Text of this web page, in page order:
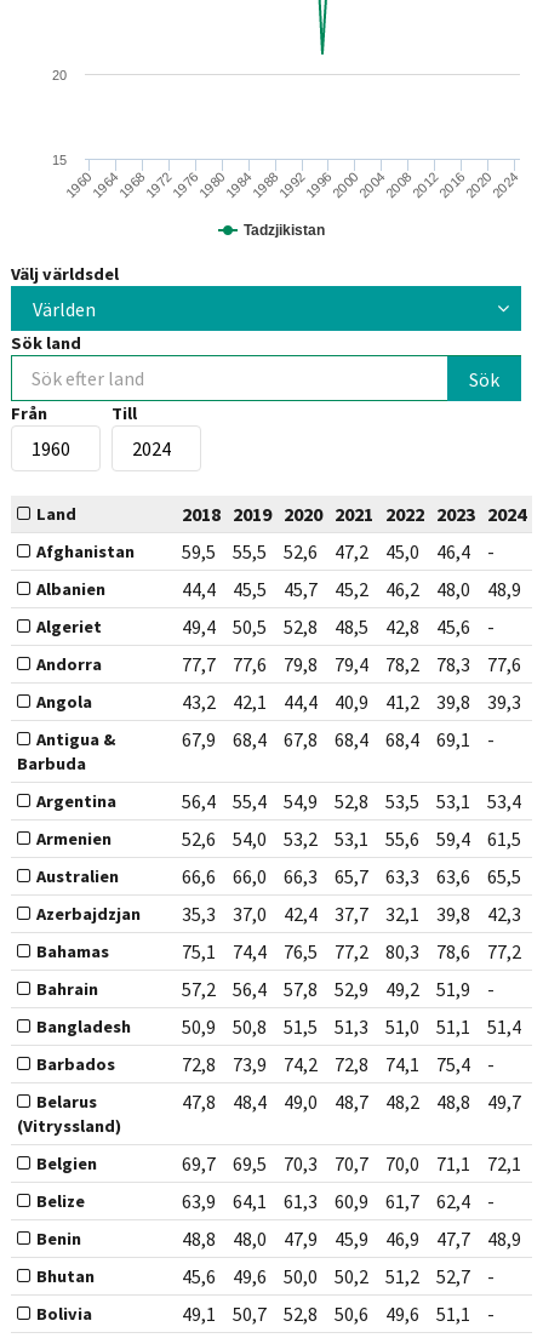
Tadzjikistan
19601964196819721976198019841988199219962000200420082012201620202024
15
20
Välj världsdel
Världen
Sök land
Från Till
Land 2018 2019 2020 2021 2022 2023 2024
Afghanistan 59,5 55,5 52,6 47,2 45,0 46,4 -
Albanien 44,4 45,5 45,7 45,2 46,2 48,0 48,9
Algeriet 49,4 50,5 52,8 48,5 42,8 45,6 -
Andorra 77,7 77,6 79,8 79,4 78,2 78,3 77,6
Angola 43,2 42,1 44,4 40,9 41,2 39,8 39,3
Antigua &
Barbuda
67,9 68,4 67,8 68,4 68,4 69,1 -
Argentina 56,4 55,4 54,9 52,8 53,5 53,1 53,4
Armenien 52,6 54,0 53,2 53,1 55,6 59,4 61,5
Australien 66,6 66,0 66,3 65,7 63,3 63,6 65,5
Azerbajdzjan 35,3 37,0 42,4 37,7 32,1 39,8 42,3
Bahamas 75,1 74,4 76,5 77,2 80,3 78,6 77,2
Bahrain 57,2 56,4 57,8 52,9 49,2 51,9 -
Bangladesh 50,9 50,8 51,5 51,3 51,0 51,1 51,4
Barbados 72,8 73,9 74,2 72,8 74,1 75,4 -
Belarus
(Vitryssland)
47,8 48,4 49,0 48,7 48,2 48,8 49,7
Belgien 69,7 69,5 70,3 70,7 70,0 71,1 72,1
Belize 63,9 64,1 61,3 60,9 61,7 62,4 -
Benin 48,8 48,0 47,9 45,9 46,9 47,7 48,9
Bhutan 45,6 49,6 50,0 50,2 51,2 52,7 -
Bolivia 49,1 50,7 52,8 50,6 49,6 51,1 -